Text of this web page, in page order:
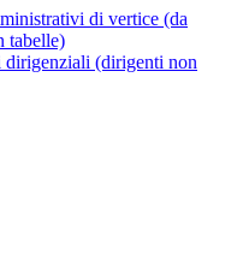
di vertice (da
tabelle)
(dirigenti non